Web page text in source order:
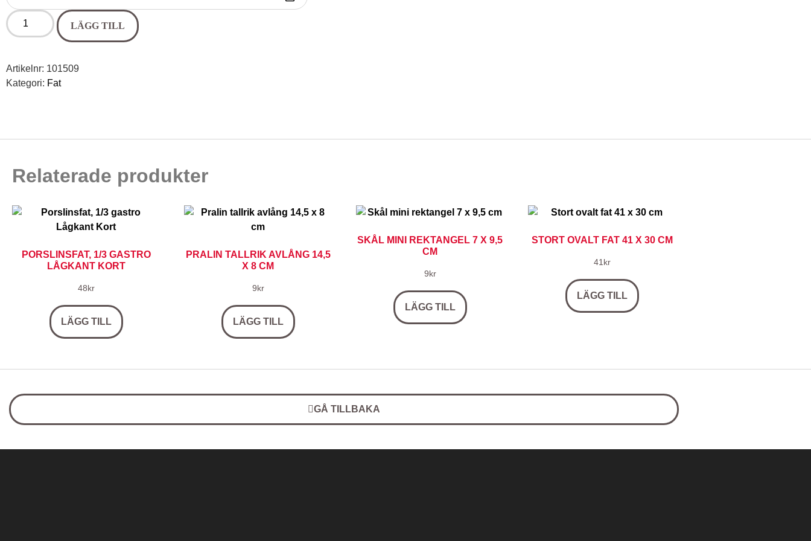
LÄGG TILL
Artikelnr: 101509
Kategori: Fat
Relaterade produkter
PORSLINSFAT, 1/3 GASTRO
LÅGKANT KORT
48 kr
LÄGG TILL
PRALIN TALLRIK AVLÅNG 14,5
X 8 CM
9 kr
LÄGG TILL
SKÅL MINI REKTANGEL 7 X 9,5
CM
9 kr
LÄGG TILL
STORT OVALT FAT 41 X 30 CM
41 kr
LÄGG TILL
GÅ TILLBAKA